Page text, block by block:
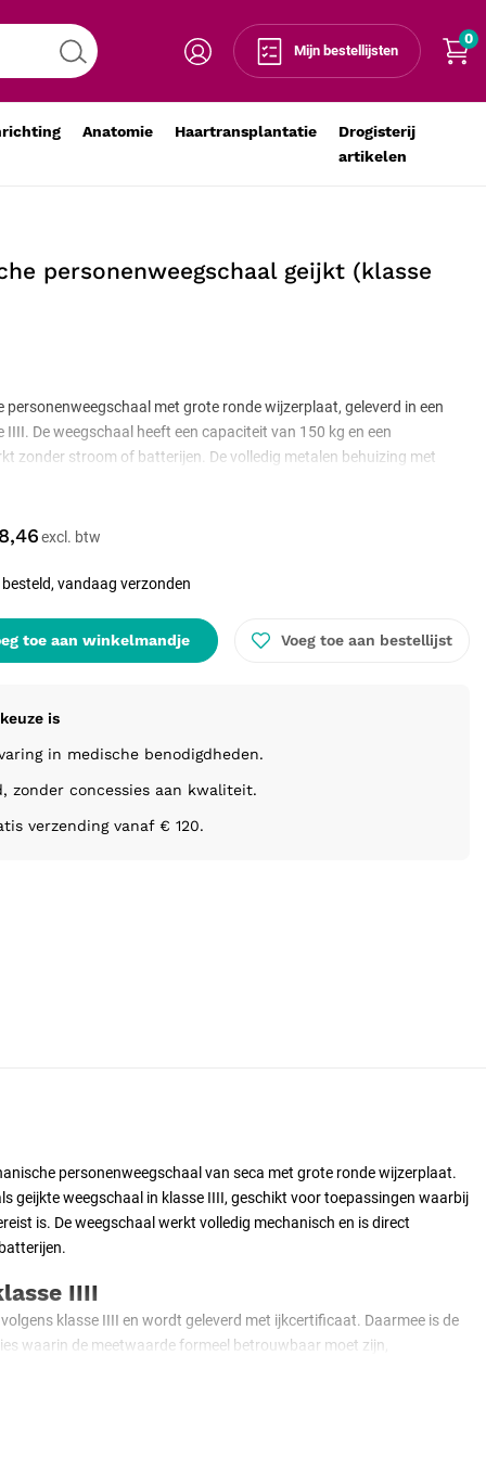
Mijn bestellijsten
0
Anatomie Haartransplantatie
Drogisterij
artikelen
personenweegschaal geijkt (klasse
- Voeg toe aan winkelmandje
toe aan winkelmandje Voeg toe aan bestellijst
is
in medische benodigdheden.
zonder concessies aan kwaliteit.
verzending vanaf € 120.
vandaag verzonden
personenweegschaal met grote ronde wijzerplaat, geleverd in een
De weegschaal heeft een capaciteit van 150 kg en een
zonder stroom of batterijen. De volledig metalen behuizing met
tegen intensief gebruik.
personenweegschaal van seca met grote ronde wijzerplaat.
geijkte weegschaal in klasse IIII, geschikt voor toepassingen waarbij
is. De weegschaal werkt volledig mechanisch en is direct
IIII
klasse IIII en wordt geleverd met ijkcertificaat. Daarmee is de
waarin de meetwaarde formeel betrouwbaar moet zijn,
in de zorg. De capaciteit bedraagt 150 kg met een schaalverdeling
opbouw